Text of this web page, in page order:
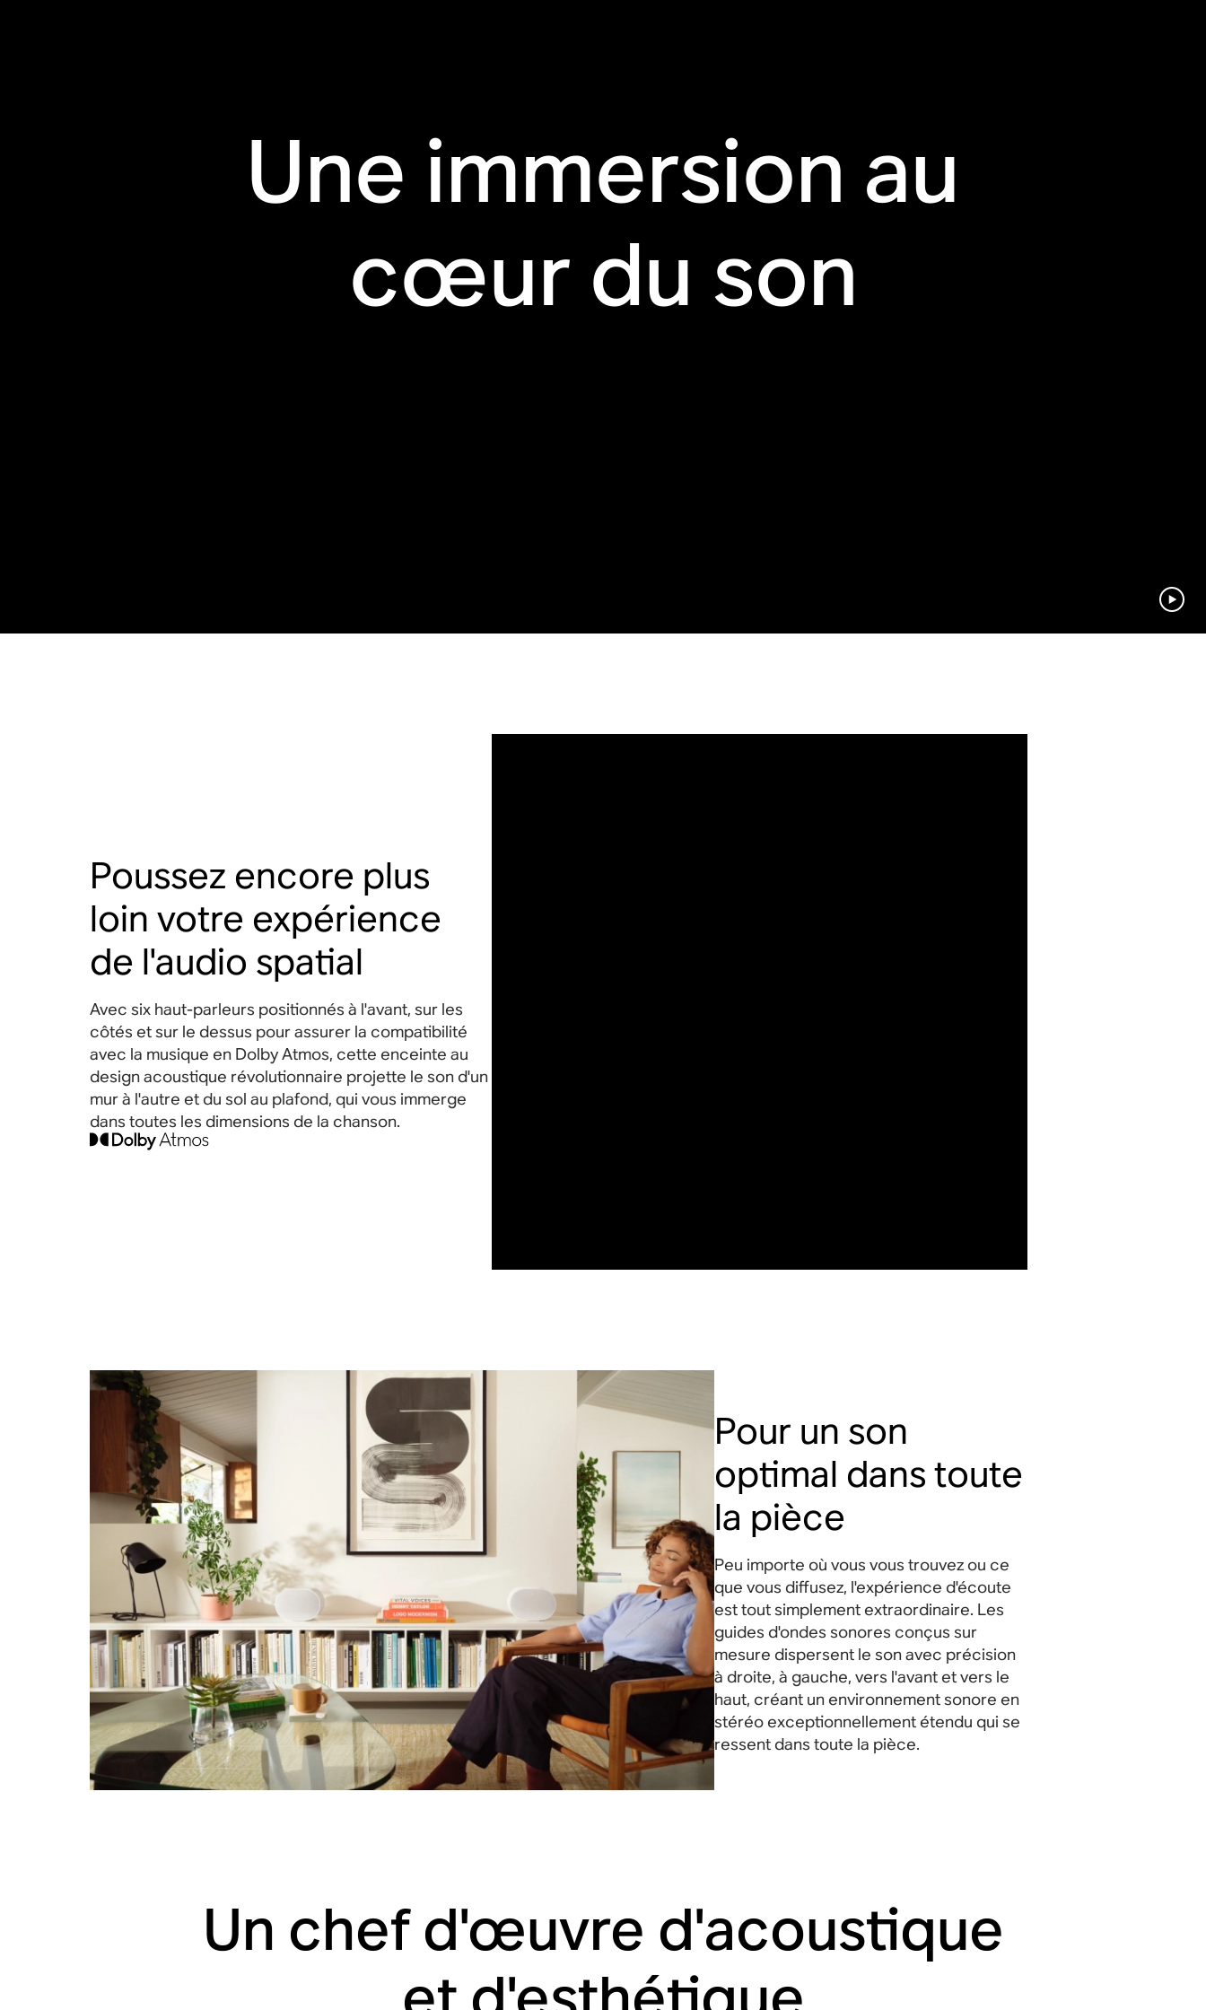
Une immersion au
cœur du son
Poussez encore plus
loin votre expérience
de l'audio spatial
Avec six haut-parleurs positionnés à l'avant, sur les
côtés et sur le dessus pour assurer la compatibilité
avec la musique en Dolby Atmos, cette enceinte au
design acoustique révolutionnaire projette le son d'un
mur à l'autre et du sol au plafond, qui vous immerge
dans toutes les dimensions de la chanson.
Pour un son
optimal dans toute
la pièce
Peu importe où vous vous trouvez ou ce
que vous diffusez, l'expérience d'écoute
est tout simplement extraordinaire. Les
guides d'ondes sonores conçus sur
mesure dispersent le son avec précision
à droite, à gauche, vers l'avant et vers le
haut, créant un environnement sonore en
stéréo exceptionnellement étendu qui se
ressent dans toute la pièce.
Un chef d'œuvre d'acoustique